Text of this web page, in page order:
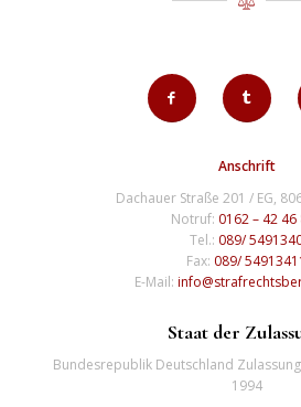
Anschrift
Dachauer Straße 201 / EG,
Notruf: 0162 – 42 46
Tel.: 089/
Fax: 089/
E-Mail:
Staat der
Bundesrepublik Deutschland
1994